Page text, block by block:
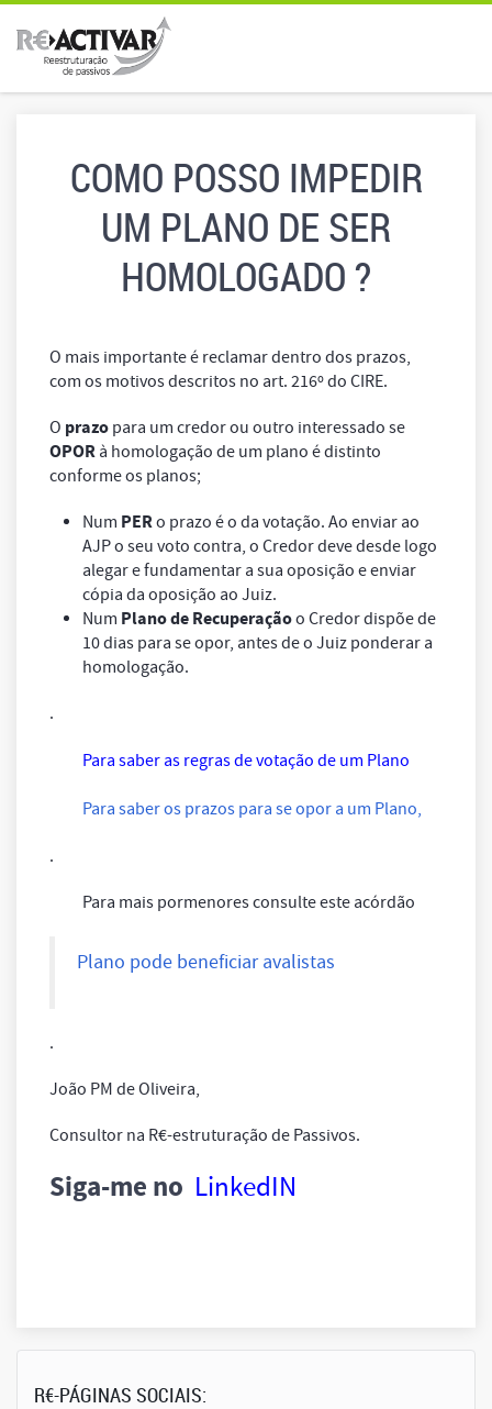
COMO POSSO IMPEDIR
UM PLANO DE SER
HOMOLOGADO ?
O mais importante é reclamar dentro dos prazos,
com os motivos descritos no art. 216º do CIRE.
O prazo para um credor ou outro interessado se
OPOR à homologação de um plano é distinto
conforme os planos;
Num PERo prazo é o da votação. Ao enviar ao
AJP o seu voto contra, o Credor deve desde logo
alegar e fundamentar a sua oposição e enviar
cópia da oposição ao Juiz.
Num Plano de Recuperaçãoo Credor dispõe de
10 dias para se opor, antes de o Juiz ponderar a
homologação.
.
Para saber as regras de votação de um Plano
Para saber os prazos para se opor a um Plano,
.
Para mais pormenores consulte este acórdão
Plano pode beneficiar avalistas
.
João PM de Oliveira,
Consultor na R€-estruturação de Passivos.
Siga-me no LinkedIN
R€-PÁGINAS SOCIAIS: